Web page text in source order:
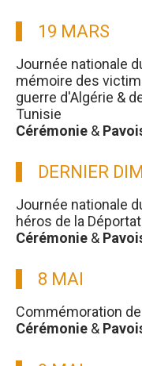
19 MARS
Journée nationale
mémoire des
guerre d'Algérie &
Tunisie
Cérémonie &
DERNIER
Journée nationale
héros de la
Cérémonie &
8 MAI
Commémoration
Cérémonie &